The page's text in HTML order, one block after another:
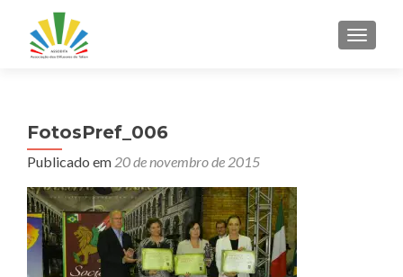
FotosPref_006
Publicado em 20 de novembro de 2015